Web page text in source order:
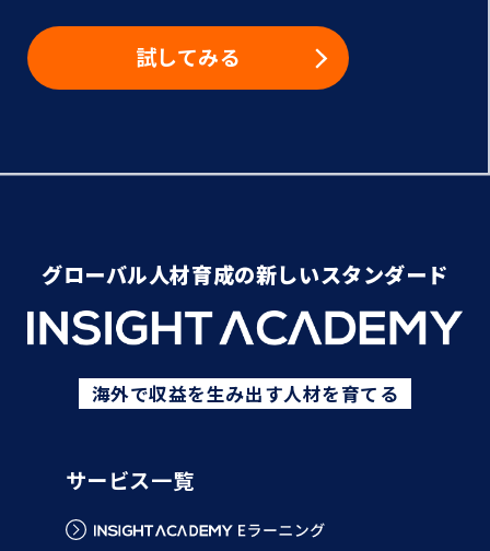
試してみる
グローバル人材育成の新しいスタンダード
海外で収益を生み出す人材を育てる
サービス一覧